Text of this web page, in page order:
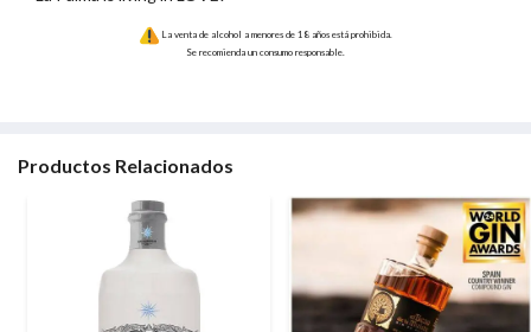
La venta de alcohol a menores de 18 años está prohibida.
Se recomienda un consumo responsable.
Productos Relacionados